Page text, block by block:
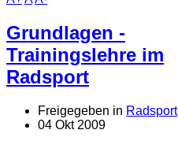
Grundlagen -
Trainingslehre im
Radsport
Freigegeben in Radsport
04 Okt 2009